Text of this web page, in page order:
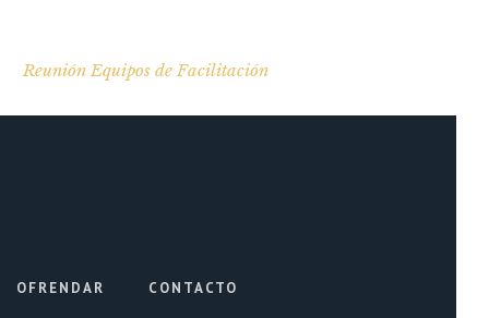
Reunión Equipos de Facilitación
OFRENDAR CONTACTO